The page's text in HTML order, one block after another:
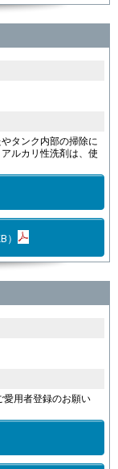
タンク内部の掃除に
ルカリ性洗剤は、使
）
愛用者登録のお願い